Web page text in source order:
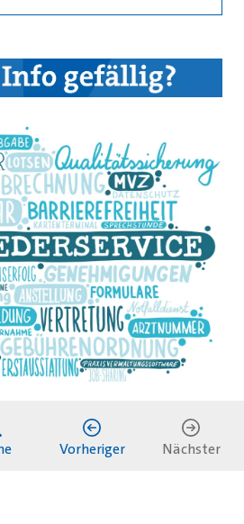
Vorheriger Nächster
vorhaben und welche
mögen - unser Team vom
ist für Sie da! Von A wie